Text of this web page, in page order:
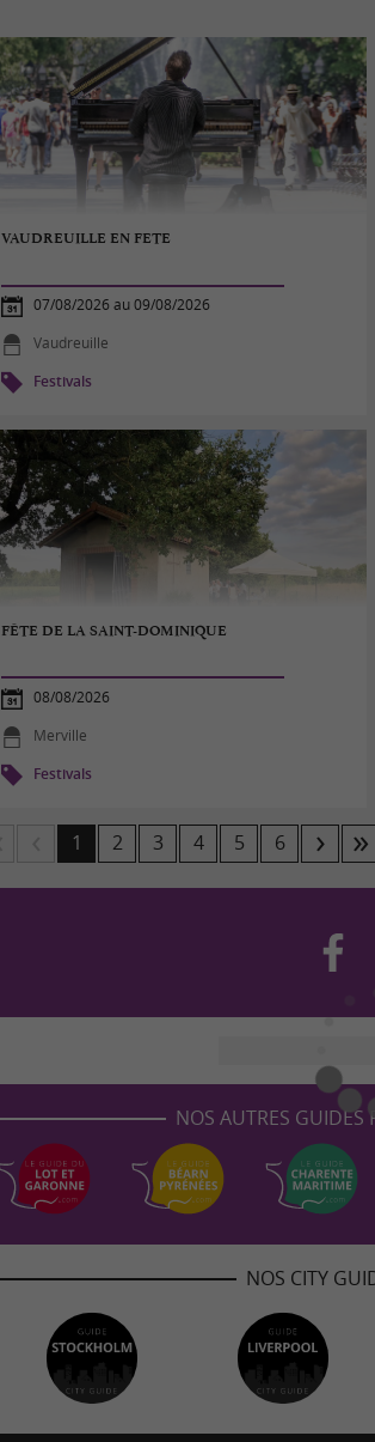
VAUDREUILLE EN FETE
07/08/2026 au 09/08/2026
Vaudreuille
Festivals
FÊTE DE LA SAINT-DOMINIQUE
08/08/2026
Merville
Festivals
1 2 3 4 5 6
NOS AUTRES GUIDES
NOS CITY